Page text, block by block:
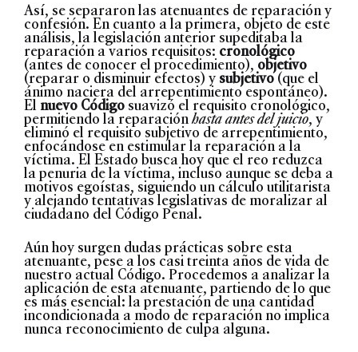
Así, se separaron las atenuantes de reparación y
confesión. En cuanto a la primera, objeto de este
análisis, la legislación anterior supeditaba la
reparación a varios requisitos: cronológico
(antes de conocer el procedimiento), objetivo
(reparar o disminuir efectos) y subjetivo(que el
ánimo naciera del arrepentimiento espontáneo).
El nuevo Código suavizó el requisito cronológico,
permitiendo la reparaciónhasta antes del juicio, y
eliminó el requisito subjetivo de arrepentimiento,
enfocándose en estimular la reparación a la
víctima. El Estado busca hoy que el reo reduzca
la penuria de la víctima, incluso aunque se deba a
motivos egoístas, siguiendo un cálculo utilitarista
y alejando tentativas legislativas de moralizar al
ciudadano del Código Penal.
Aún hoy surgen dudas prácticas sobre esta
atenuante, pese a los casi treinta años de vida de
nuestro actual Código. Procedemos a analizar la
aplicación de esta atenuante, partiendo de lo que
es más esencial: la prestación de una cantidad
incondicionada a modo de reparación no implica
nunca reconocimiento de culpa alguna.